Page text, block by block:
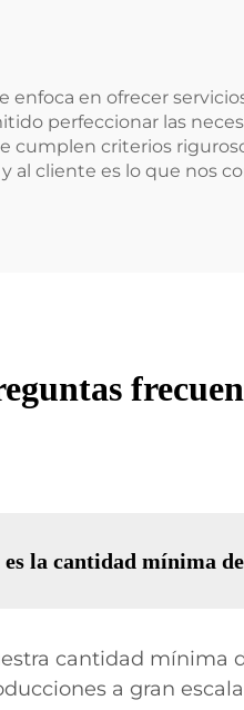
enfoca en ofrecer
perfeccionar las
cumplen criterios
y al cliente es lo que nos
es la cantidad mínima
cantidad mínima
a gran